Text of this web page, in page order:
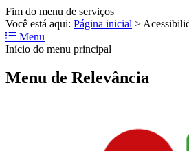
Fim do menu de serviços
Você está aqui: Página inicial >
Menu
Início do menu principal
Menu de Relevância